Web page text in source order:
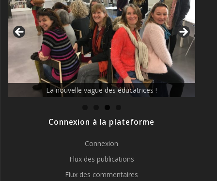
La nouvelle vague des éducatrices !
Connexion à la plateforme
Connexion
Flux des publications
Flux des commentaires